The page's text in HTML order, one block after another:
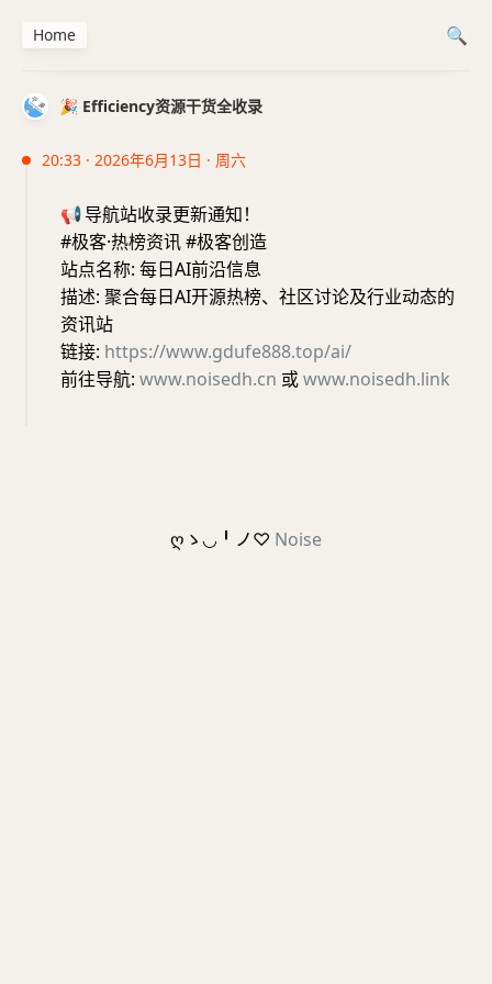
🎉 Efficiency资源干货全收录
20:33 · 2026年6月13日 · 周六
📢导航站收录更新通知！
#极客·热榜资讯 #极客创造
站点名称: 每日AI前沿信息
描述: 聚合每日AI开源热榜、社区讨论及行业动态的
资讯站
链接: https://www.gdufe888.top/ai/
前往导航: www.noisedh.cn 或www.noisedh.link
Home
ღゝ◡╹ノ♡ Noise